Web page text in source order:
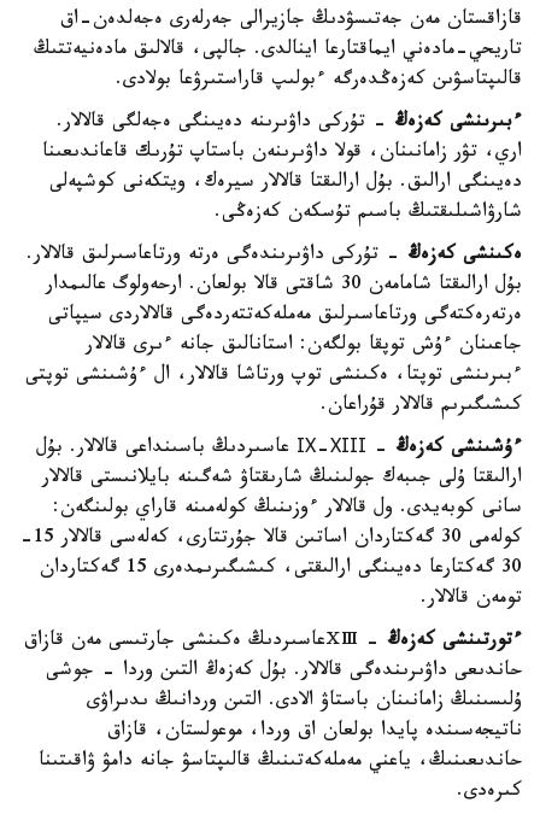
قازاقستان مەن جەتىسۋدىڭ جازيرالى جەرلەرى ەجەلدەن-اق
تاريحي-مادەني ايماقتارعا اينالدى. جالپى، قالالىق مادەنيەتتىڭ
قالىپتاسۋىن كەزەڭدەرگە ءبولىپ قاراستىرۋعا بولادى.
ءبىرىنشى كەزەڭ - تۇركى داۋىرىنە دەيىنگى ەجەلگى قالالار.
اري، تۋر زامانىنان، قولا داۋىرىنەن باستاپ تۇرىك قاعاندىعىنا
دەيىنگى ارالىق. بۇل ارالىقتا قالالار سيرەك، ويتكەنى كوشپەلى
شارۋاشىلىقتىڭ باسىم تۇسكەن كەزەڭى.
ەكىنشى كەزەڭ - تۇركى داۋىرىندەگى ەرتە ورتاعاسىرلىق قالالار.
بۇل ارالىقتا شامامەن 30 شاقتى قالا بولعان. ارحەولوگ عالىمدار
ەرتەرەكتەگى ورتاعاسىرلىق مەملەكەتتەردەگى قالالاردى سيپاتى
جاعىنان ءۇش توپقا بولگەن: استانالىق جانە ءىرى قالالار
ءبىرىنشى توپتا، ەكىنشى توپ ورتاشا قالالار، ال ءۇشىنشى توپتى
كىشىگىرىم قالالار قۇراعان.
ءۇشىنشى كەزەڭ
- ІХ-ХІІІ عاسىردىڭ باسىنداعى قالالار. بۇل
ارالىقتا ۇلى جىبەك جولىنىڭ شارىقتاۋ شەگىنە بايلانىستى قالالار
سانى كوبەيدى. ول قالالار ءوزىنىڭ كولەمىنە قاراي بولىنگەن:
كولەمى 30 گەكتاردان اساتىن قالا جۇرتتارى، كەلەسى قالالار 15-
30 گەكتارعا دەيىنگى ارالىقتى، كىشىگىرىمدەرى 15 گەكتاردان
تومەن قالالار.
ءتورتىنشى كەزەڭ
- ⅩⅢعاسىردىڭ ەكىنشى جارتىسى مەن قازاق
حاندىعى داۋىرىندەگى قالالار. بۇل كەزەڭ التىن وردا - جوشى
ۇلىسىنىڭ زامانىنان باستاۋ الادى. التىن وردانىڭ ىدىراۋى
ناتيجەسىندە پايدا بولعان اق وردا، موعولستان، قازاق
حاندىعىنىڭ، ياعني مەملەكەتىنىڭ قالىپتاسۋ جانە دامۋ ۋاقىتىنا
كىرەدى.